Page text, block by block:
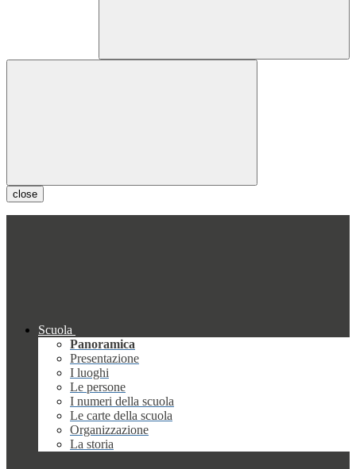
close
Scuola
Panoramica
Presentazione
I luoghi
Le persone
I numeri della scuola
Le carte della scuola
Organizzazione
La storia